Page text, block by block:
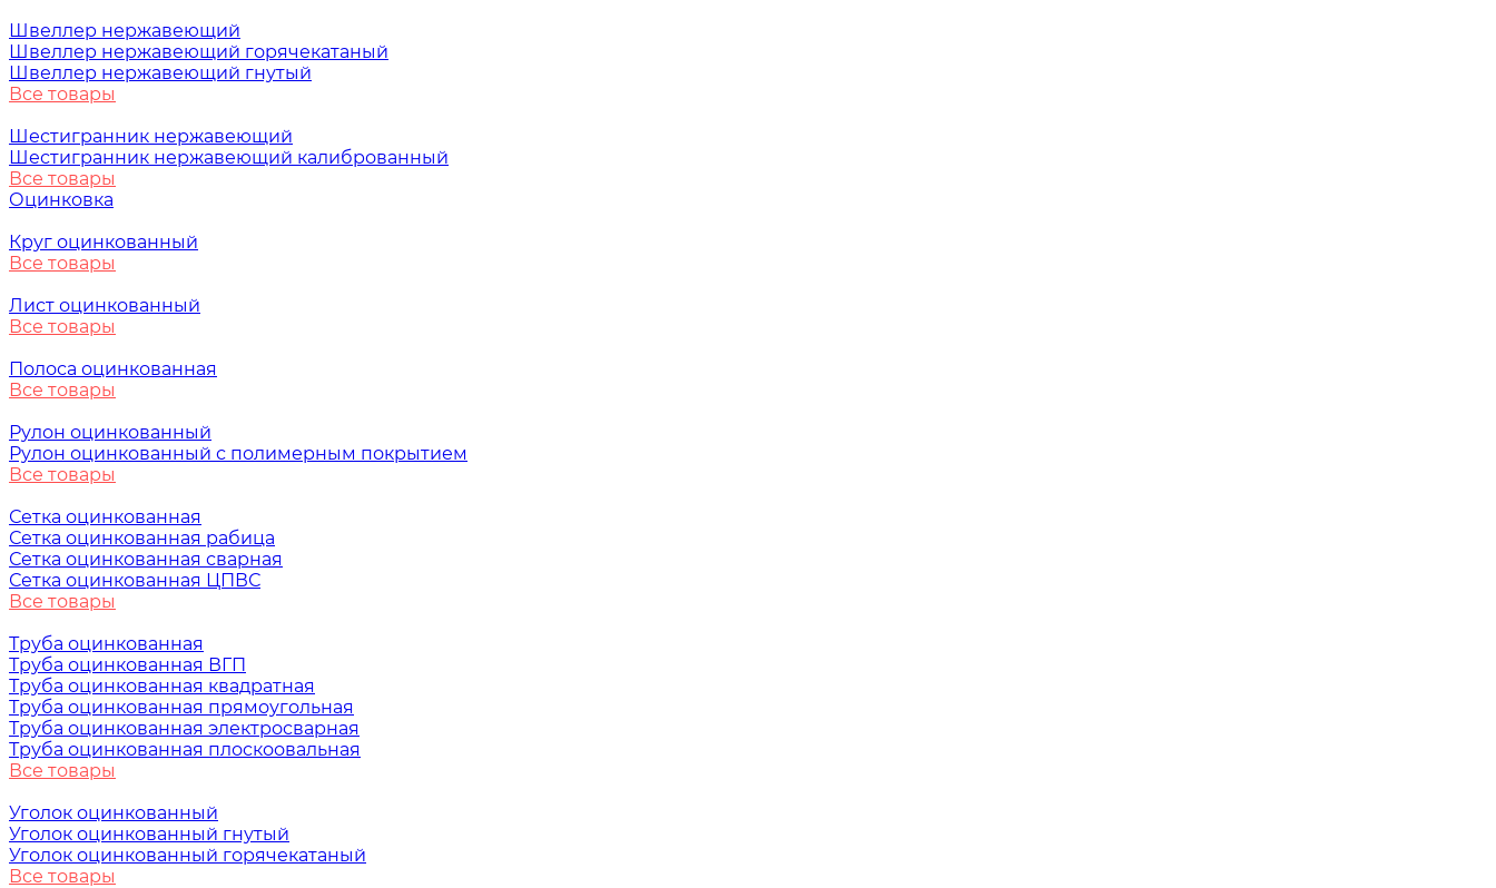
Швеллер нержавеющий
Швеллер нержавеющий горячекатаный
Швеллер нержавеющий гнутый
Все товары
Шестигранник нержавеющий
Шестигранник нержавеющий калиброванный
Все товары
Оцинковка
Круг оцинкованный
Все товары
Лист оцинкованный
Все товары
Полоса оцинкованная
Все товары
Рулон оцинкованный
Рулон оцинкованный с полимерным покрытием
Все товары
Сетка оцинкованная
Сетка оцинкованная рабица
Сетка оцинкованная сварная
Сетка оцинкованная ЦПВС
Все товары
Труба оцинкованная
Труба оцинкованная ВГП
Труба оцинкованная квадратная
Труба оцинкованная прямоугольная
Труба оцинкованная электросварная
Труба оцинкованная плоскоовальная
Все товары
Уголок оцинкованный
Уголок оцинкованный гнутый
Уголок оцинкованный горячекатаный
Все товары